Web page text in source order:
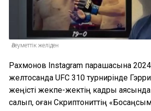
Әлеуметтік желіден
Рахмонов Instagram парақшасына
желтоқсанда UFC 310 турнирінде
жеңісті жекпе-жектің кадры аясында
салып, оған Скриптониттің